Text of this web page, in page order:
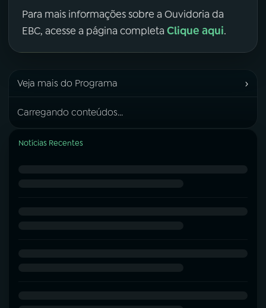
Para mais informações sobre a Ouvidoria da
EBC, acesse a página completa Clique aqui.
Veja mais do Programa ›
Carregando conteúdos...
Notícias Recentes